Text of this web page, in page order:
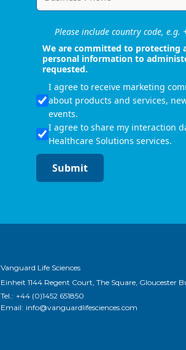
Please include country code, e.g.
We are committed to protecting
personal information to
requested.
I agree to receive marketing
about products and services,
events.
I agree to share my interaction
Healthcare Solutions services.
Submit
Vanguard Life Sciences
Einheit 1144 Regent Court, The Square, Gloucester
Tel.: +44 (0)1452 651850
Email: info@vanguardlifesciences.com